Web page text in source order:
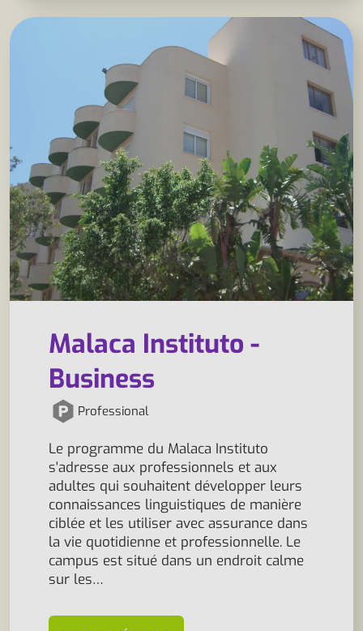
Malaca Instituto -
Business
Professional
Le programme du Malaca Instituto
s'adresse aux professionnels et aux
adultes qui souhaitent développer leurs
connaissances linguistiques de manière
ciblée et les utiliser avec assurance dans
la vie quotidienne et professionnelle. Le
campus est situé dans un endroit calme
sur les…